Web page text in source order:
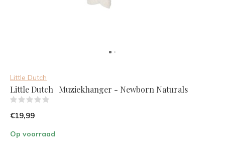
Little Dutch
Little Dutch | Muziekhanger - Newborn Naturals
€19,99
Op voorraad